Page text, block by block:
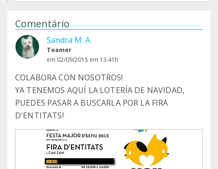
Comentário
Sandra M. A.
Teamer
em 02/09/2015 em 13:41h
COLABORA CON NOSOTROS!
YA TENEMOS AQUÍ LA LOTERÍA DE NAVIDAD,
PUEDES PASAR A BUSCARLA POR LA FIRA
D'ENTITATS!